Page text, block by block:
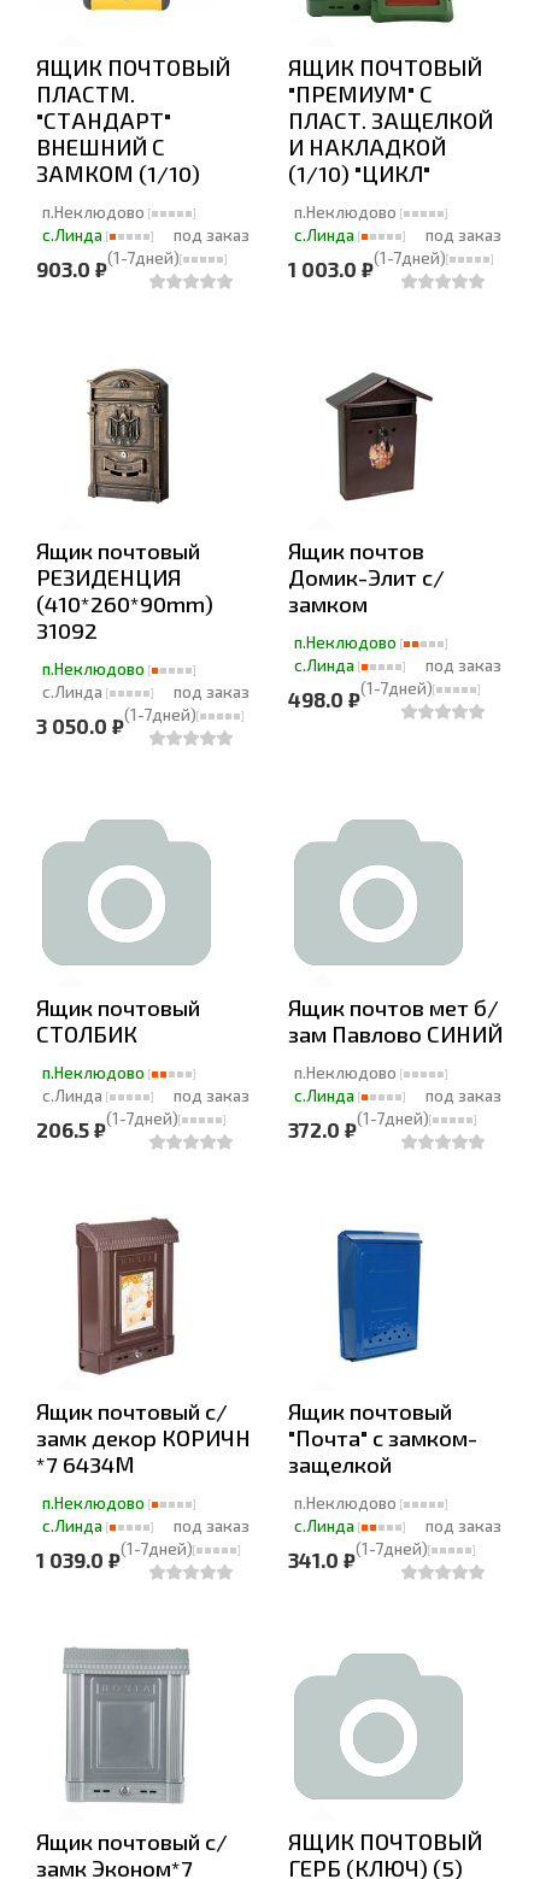
ЯЩИК ПОЧТОВЫЙ
ПЛАСТМ.
"СТАНДАРТ"
ВНЕШНИЙ С
ЗАМКОМ (1/10)
п.Неклюдово
с.Линда
под заказ
(1-7дней)
903.0 ₽
ЯЩИК ПОЧТОВЫЙ
"ПРЕМИУМ" С
ПЛАСТ. ЗАЩЕЛКОЙ
И НАКЛАДКОЙ
(1/10) "ЦИКЛ"
п.Неклюдово
с.Линда
под заказ
(1-7дней)
1 003.0 ₽
Ящик почтовый
РЕЗИДЕНЦИЯ
(410*260*90mm)
31092
п.Неклюдово
с.Линда
под заказ
(1-7дней)
3 050.0 ₽
Ящик почтов
Домик-Элит с/
замком
п.Неклюдово
с.Линда
под заказ
(1-7дней)
498.0 ₽
Ящик почтовый
СТОЛБИК
п.Неклюдово
с.Линда
под заказ
(1-7дней)
206.5 ₽
Ящик почтов мет б/
зам Павлово СИНИЙ
п.Неклюдово
с.Линда
под заказ
(1-7дней)
372.0 ₽
Ящик почтовый с/
замк декор КОРИЧН
*7 6434М
п.Неклюдово
с.Линда
под заказ
(1-7дней)
1 039.0 ₽
Ящик почтовый
"Почта" с замком-
защелкой
п.Неклюдово
с.Линда
под заказ
(1-7дней)
341.0 ₽
Ящик почтовый с/
замк Эконом*7
ЯЩИК ПОЧТОВЫЙ
ГЕРБ (КЛЮЧ) (5)